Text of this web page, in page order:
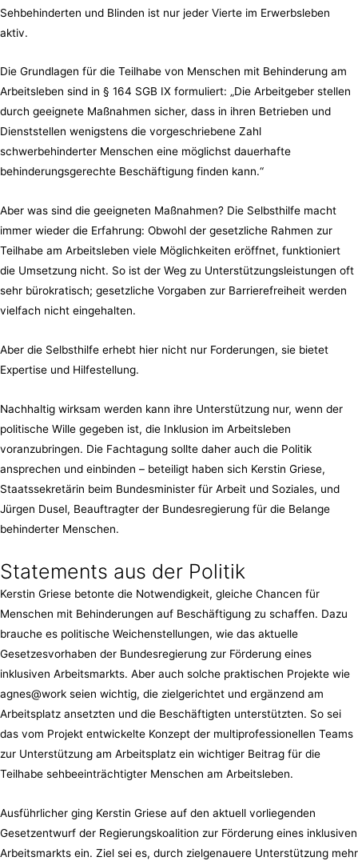
Sehbehinderten und Blinden ist nur jeder Vierte im Erwerbsleben
aktiv.
Die Grundlagen für die Teilhabe von Menschen mit Behinderung am
Arbeitsleben sind in § 164 SGB IX formuliert: „Die Arbeitgeber stellen
durch geeignete Maßnahmen sicher, dass in ihren Betrieben und
Dienststellen wenigstens die vorgeschriebene Zahl
schwerbehinderter Menschen eine möglichst dauerhafte
behinderungsgerechte Beschäftigung finden kann.“
Aber was sind die geeigneten Maßnahmen? Die Selbsthilfe macht
immer wieder die Erfahrung: Obwohl der gesetzliche Rahmen zur
Teilhabe am Arbeitsleben viele Möglichkeiten eröffnet, funktioniert
die Umsetzung nicht. So ist der Weg zu Unterstützungsleistungen oft
sehr bürokratisch; gesetzliche Vorgaben zur Barrierefreiheit werden
vielfach nicht eingehalten.
Aber die Selbsthilfe erhebt hier nicht nur Forderungen, sie bietet
Expertise und Hilfestellung.
Nachhaltig wirksam werden kann ihre Unterstützung nur, wenn der
politische Wille gegeben ist, die Inklusion im Arbeitsleben
voranzubringen. Die Fachtagung sollte daher auch die Politik
ansprechen und einbinden – beteiligt haben sich Kerstin Griese,
Staatssekretärin beim Bundesminister für Arbeit und Soziales, und
Jürgen Dusel, Beauftragter der Bundesregierung für die Belange
behinderter Menschen.
Statements aus der Politik
Kerstin Griese betonte die Notwendigkeit, gleiche Chancen für
Menschen mit Behinderungen auf Beschäftigung zu schaffen. Dazu
brauche es politische Weichenstellungen, wie das aktuelle
Gesetzesvorhaben der Bundesregierung zur Förderung eines
inklusiven Arbeitsmarkts. Aber auch solche praktischen Projekte wie
agnes@work seien wichtig, die zielgerichtet und ergänzend am
Arbeitsplatz ansetzten und die Beschäftigten unterstützten. So sei
das vom Projekt entwickelte Konzept der multiprofessionellen Teams
zur Unterstützung am Arbeitsplatz ein wichtiger Beitrag für die
Teilhabe sehbeeinträchtigter Menschen am Arbeitsleben.
Ausführlicher ging Kerstin Griese auf den aktuell vorliegenden
Gesetzentwurf der Regierungskoalition zur Förderung eines inklusiven
Arbeitsmarkts ein. Ziel sei es, durch zielgenauere Unterstützung mehr